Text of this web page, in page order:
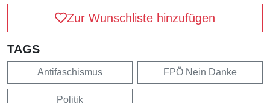
Zur Wunschliste hinzufügen
TAGS
Antifaschismus FPÖ Nein Danke
Politik